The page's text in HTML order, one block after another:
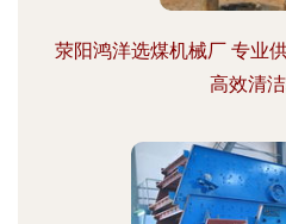
荥阳鸿洋选煤机械厂 专业
高效清